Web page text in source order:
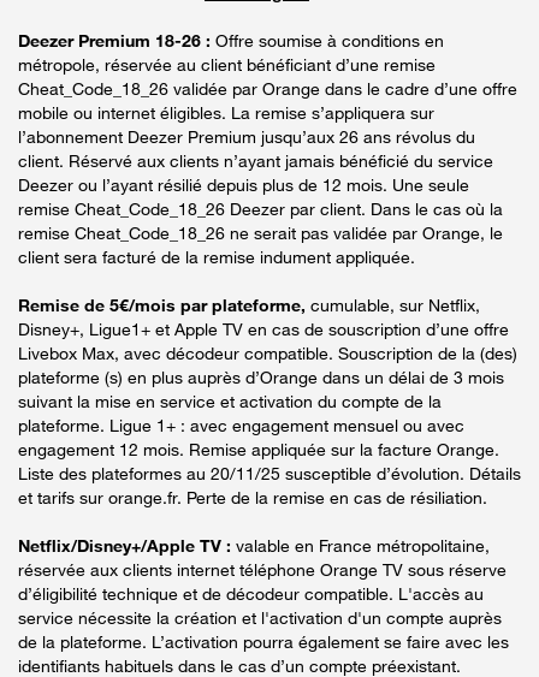
Deezer Premium 18-26 : Offre soumise à conditions en
métropole, réservée au client bénéficiant d’une remise
Cheat_Code_18_26 validée par Orange dans le cadre d’une offre
mobile ou internet éligibles. La remise s’appliquera sur
l’abonnement Deezer Premium jusqu’aux 26 ans révolus du
client. Réservé aux clients n’ayant jamais bénéficié du service
Deezer ou l’ayant résilié depuis plus de 12 mois. Une seule
remise Cheat_Code_18_26 Deezer par client. Dans le cas où la
remise Cheat_Code_18_26 ne serait pas validée par Orange, le
client sera facturé de la remise indument appliquée.
Remise de 5€/mois par plateforme, cumulable, sur Netflix,
Disney+, Ligue1+ et Apple TV en cas de souscription d’une offre
Livebox Max, avec décodeur compatible. Souscription de la (des)
plateforme (s) en plus auprès d’Orange dans un délai de 3 mois
suivant la mise en service et activation du compte de la
plateforme. Ligue 1+ : avec engagement mensuel ou avec
engagement 12 mois. Remise appliquée sur la facture Orange.
Liste des plateformes au 20/11/25 susceptible d’évolution. Détails
et tarifs sur orange.fr. Perte de la remise en cas de résiliation.
Netflix/Disney+/Apple TV : valable en France métropolitaine,
réservée aux clients internet téléphone Orange TV sous réserve
d’éligibilité technique et de décodeur compatible. L'accès au
service nécessite la création et l'activation d'un compte auprès
de la plateforme. L’activation pourra également se faire avec les
identifiants habituels dans le cas d’un compte préexistant.